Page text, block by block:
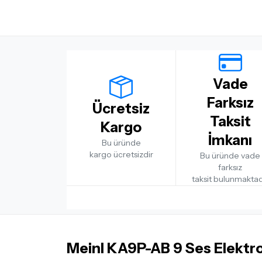
Ücretsiz
Kargo
Bu üründe
kargo ücretsizdir
Vade
Farksız
Taksit
İmkanı
Bu üründe vade
farksız
taksit
Meinl KA9P-AB 9 Ses